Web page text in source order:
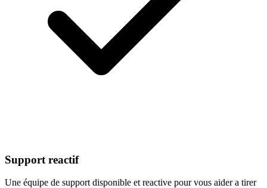
Support reactif
Une équipe de support disponible et reactive pour vous aider a tirer